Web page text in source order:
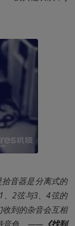
音器是分离式的
、2弦与3、4弦的
到的杂音会互相